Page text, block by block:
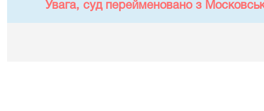
Увага, суд перейменовано з